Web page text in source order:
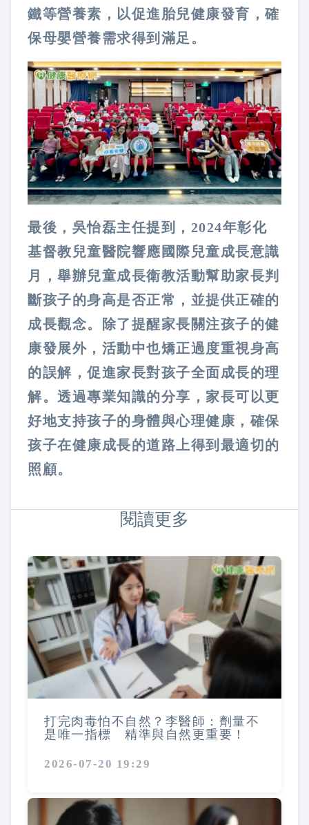
鐵等營養素，以促進胎兒健康發育，確
保母嬰營養需求得到滿足。
最後，吳怡磊主任提到，2024年彰化
基督教兒童醫院響應國際兒童成長意識
月，舉辦兒童成長衛教活動幫助家長判
斷孩子的身高是否正常，並提供正確的
成長觀念。除了提醒家長關注孩子的健
康發展外，活動中也矯正過度重視身高
的誤解，促進家長對孩子全面成長的理
解。透過專業知識的分享，家長可以更
好地支持孩子的身體與心理健康，確保
孩子在健康成長的道路上得到最適切的
照顧。
閱讀更多
打完肉毒怕不自然？李醫師：劑量不
是唯一指標 精準與自然更重要！
2026-07-20 19:29